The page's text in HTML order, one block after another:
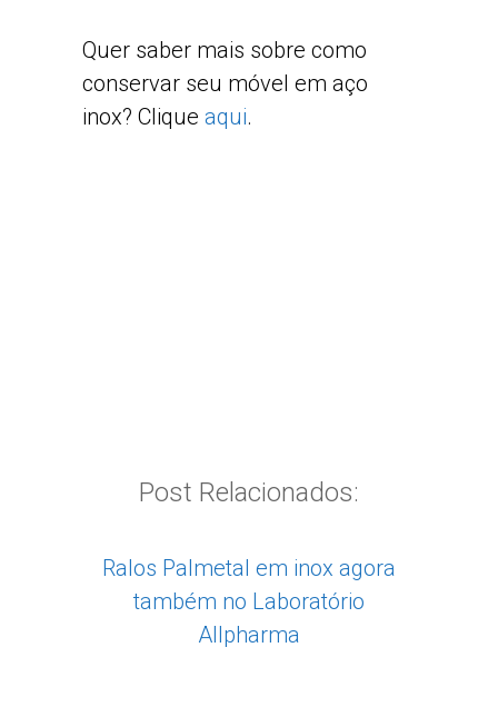
Quer saber mais sobre como
conservar seu móvel em aço
inox? Clique aqui.
Post Relacionados:
Ralos Palmetal em inox agora
também no Laboratório
Allpharma